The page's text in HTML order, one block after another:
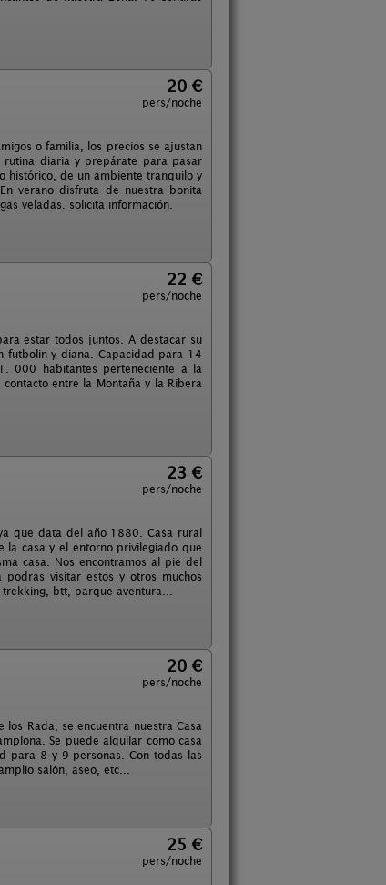
20 €
pers/noche
o familia, los precios se ajustan
diaria y prepárate para pasar
histórico, de un ambiente tranquilo y
verano disfruta de nuestra bonita
veladas. solicita información.
22 €
pers/noche
estar todos juntos. A destacar su
futbolin y diana. Capacidad para 14
000 habitantes perteneciente a la
entre la Montaña y la Ribera
23 €
pers/noche
que data del año 1880. Casa rural
la casa y el entorno privilegiado que
casa. Nos encontramos al pie del
visitar estos y otros muchos
btt, parque aventura...
20 €
pers/noche
Rada, se encuentra nuestra Casa
Se puede alquilar como casa
para 8 y 9 personas. Con todas las
salón, aseo, etc...
25 €
pers/noche